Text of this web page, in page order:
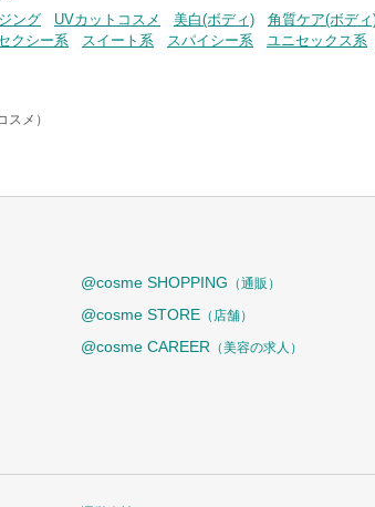
ング UVカットコスメ 美白(ボディ) 角質ケア(ボディ
クシー系 スイート系 スパイシー系 ユニセックス系
スメ）
@cosme SHOPPING （通販）
@cosme STORE （店舗）
@cosme CAREER （美容の求人）